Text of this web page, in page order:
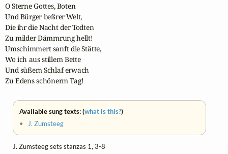
O Sterne Gottes, Boten
Und Bürger beßrer Welt,
Die ihr die Nacht der Todten
Zu milder Dämmrung hellt!
Umschimmert sanft die Stätte,
Wo ich aus stillem Bette
Und süßem Schlaf erwach
Zu Edens schönerm Tag!
Available sung texts: (what is this?)
•J. Zumsteeg
J. Zumsteeg sets stanzas 1, 3-8